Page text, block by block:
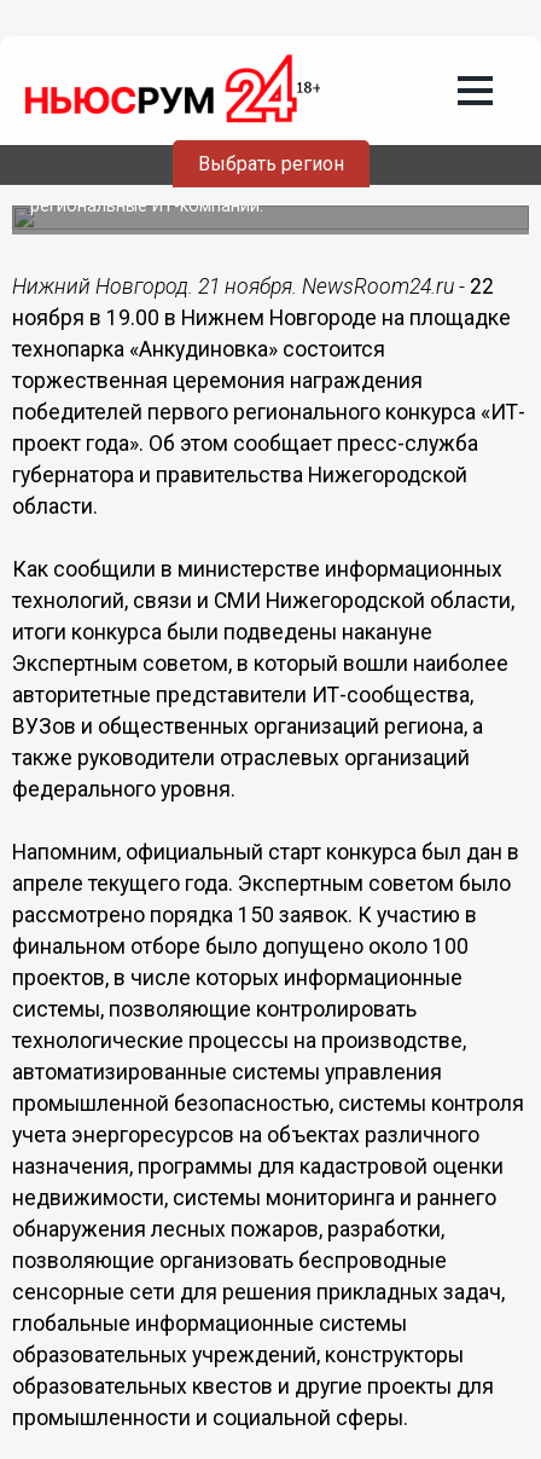
Выбрать регион
21.11.201616:59
Итоги первого регионального конкурса
«ИТ-проект год» подведут в регионе
Свои работы представили ведущие федеральные и
региональные ИТ-компании.
Нижний Новгород. 21 ноября. NewsRoom24.ru - 22
ноября в 19.00 в Нижнем Новгороде на площадке
технопарка «Анкудиновка» состоится
торжественная церемония награждения
победителей первого регионального конкурса «ИТ-
проект года». Об этом сообщает пресс-служба
губернатора и правительства Нижегородской
области.
Как сообщили в министерстве информационных
технологий, связи и СМИ Нижегородской области,
итоги конкурса были подведены накануне
Экспертным советом, в который вошли наиболее
авторитетные представители ИТ-сообщества,
ВУЗов и общественных организаций региона, а
также руководители отраслевых организаций
федерального уровня.
Напомним, официальный старт конкурса был дан в
апреле текущего года. Экспертным советом было
рассмотрено порядка 150 заявок. К участию в
финальном отборе было допущено около 100
проектов, в числе которых информационные
системы, позволяющие контролировать
технологические процессы на производстве,
автоматизированные системы управления
промышленной безопасностью, системы контроля
учета энергоресурсов на объектах различного
назначения, программы для кадастровой оценки
недвижимости, системы мониторинга и раннего
обнаружения лесных пожаров, разработки,
позволяющие организовать беспроводные
сенсорные сети для решения прикладных задач,
глобальные информационные системы
образовательных учреждений, конструкторы
образовательных квестов и другие проекты для
промышленности и социальной сферы.